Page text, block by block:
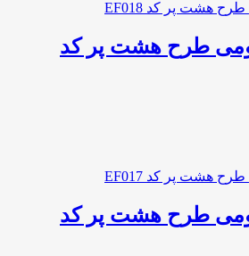
طرح هشت پر کد
طرح هشت پر کد